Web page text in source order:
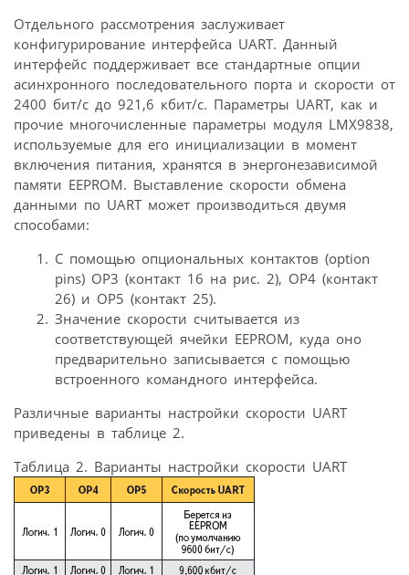
Отдельного рассмотрения заслуживает
конфигурирование интерфейса UART. Данный
интерфейс поддерживает все стандартные опции
асинхронного последовательного порта и скорости от
2400 бит/с до 921,6 кбит/с. Параметры UART, как и
прочие многочисленные параметры модуля LMX9838,
используемые для его инициализации в момент
включения питания, хранятся в энергонезависимой
памяти EEPROM. Выставление скорости обмена
данными по UART может производиться двумя
способами:
С помощью опциональных контактов (option
pins) OP3 (контакт 16 на рис. 2), OP4 (контакт
26) и OP5 (контакт 25).
Значение скорости считывается из
соответствующей ячейки EEPROM, куда оно
предварительно записывается с помощью
встроенного командного интерфейса.
Различные варианты настройки скорости UART
приведены в таблице 2.
Таблица 2. Варианты настройки скорости UART